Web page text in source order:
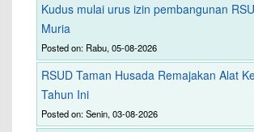
Kudus mulai urus izin pembangunan
Muria
Posted on: Rabu, 05-08-2026
RSUD Taman Husada Remajakan Alat
Tahun Ini
Posted on: Senin, 03-08-2026